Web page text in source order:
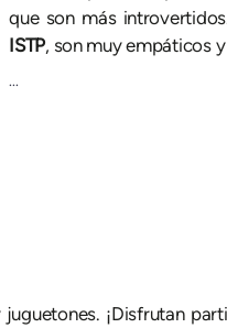
que son más
ISTP, son muy empáticos
...
¡Disfrutan